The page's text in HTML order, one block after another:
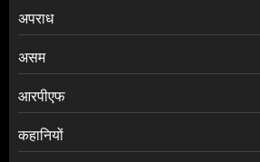
अपराध
असम
आरपीएफ
कहानियों